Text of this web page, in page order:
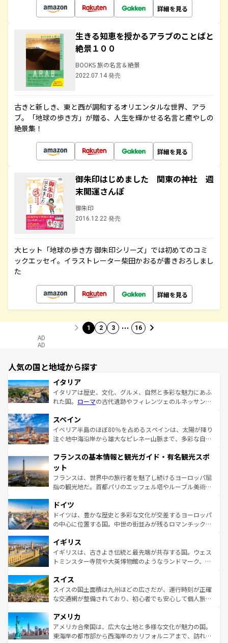
詳細を見る
生きる知恵を授かるアラブのことばと
絶景１００
BOOKS 旅の名言＆絶景
2022.07.14 発売
古きと新しき、東と西が調和するオリエンタルな世界、アラ
ブ。「地球の歩き方」が贈る、人生を輝かせる名言と癒やしの
絶景集！
詳細を見る
御朱印はじめました 関東の神社 週
末開運さんぽ
御朱印
2016.12.22 発売
大ヒット「地球の歩き方 御朱印シリーズ」では初めてのコミ
ックエッセイ。イラストレーター柴田かおるが書きおろしまし
た
詳細を見る
1 2 3 … 16
AD
AD
人気の国と地域から探す
イタリア
イタリアは歴史、文化、グルメ、自然と多彩な魅力にあふ
れた国。 ローマの古代遺跡やフィレンツェのルネッサンス
ろん、トスカーナの美しい田園風景やアマルフィ海岸の絶
景など、自然景観も見逃せない。観光の合間には、本場の
ピザやパスタなど、絶品のイタリア料理を堪能することも
ませてくれるイタリアで、忘れられない旅をしてみよう！
なお、新着のイタリア情報は
しい。
スペイン
イベリア半島のほぼ80％を占めるスペインは、太陽が降り
注ぐ地中海沿岸から雄大なピレネー山脈まで、多彩な自然
文化が根付くこの国では、情熱的なフラメンコ、熱気あふ
れる闘牛、そして美味しいタパスが生活の一部となってい
る。首都マドリードの洗練された雰囲気や、バルセロナの
アートに溢れた街角から、地方では古代ローマ遺跡や中世
せる。地方によって風土や気候が異なるスペインはその個
性で訪れる人を魅了する。 なお、新着のスペイン情報は コ
ンテンツ一覧を参照してほしい。
フランスの基本情報と観光ガイド・有名観光スポ
ット
フランスは、世界中の旅行者を魅了し続けるヨーロッパ屈
指の観光地だ。首都パリのエッフェル塔やルーブル美術館
で、幅広い魅力が詰まっている。華麗な宮殿、歴史的な大
聖堂、美しいビーチ、そして豊かな自然が、訪れる者を心
から魅了する。また、フランスは美食の国としても知ら
いる。シャンパンの発祥地であるランス、プロヴァンスの
香り高いラベンダー畑など、多彩な楽しみ方が可能だ。さ
らに、パリ以外の地域にも魅力が溢れており、どの街角に
れる地方に足を運ぶとそれぞれで全く異なる文化を体験で
きるだろう。 なお、新着のフランス情報はコンテンツ一覧
を参照してほしい。
ドイツ
ドイツは、豊かな歴史と多彩な文化が交差するヨーロッパ
の中心に位置する国。中世の街並みが残るロマンチック街
顔を持つこの国は、どこを歩いても飽きることがない。ベ
ルリンの文化的活気、バイエルン州のアルプスの絶景、そ
してライン川沿いのワイン畑といった風景は必見。ビール
は、お酒好きな人にはぜひ体験してほしい。 なお、新着の
ドイツ情報はコンテンツ一覧を参照してほしい。
イギリス
イギリスは、古きよき伝統と最先端が共存する国。ウェス
トミンスター寺院や大英博物館のようなランドマーク、歴
リアごとに異なる魅力がある。また、優雅なアフタヌーン
ティー、ビール好きにはたまらない英国パブ、サッカー観
戦など、本場だからこそできる体験も豊富。イギリスを旅
ンツ一覧を参照してほしい。
スイス
スイスの国土面積は九州ほどの広さだが、運行時刻が正確
な交通網が整備されており、初心者でも安心して個人旅行
の建物がそのまま残る町や、スイスならではのユニークな
博物館もあり、アルプス観光だけでなく町歩きも満喫する
ことができる。国民の所得が高いため物価も高いが、旅行
アメリカ
アメリカ合衆国は、広大な土地と多様な文化が魅力の国。
東海岸の都市部から西海岸のカリフォルニアまで、訪れる